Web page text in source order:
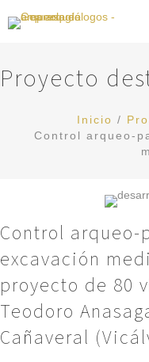
Proyecto
Inicio /
Control arqueo-
Control
excavación
proyecto de 80
Teodoro
Cañaveral